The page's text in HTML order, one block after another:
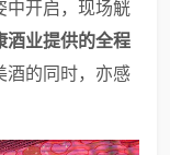
中开启，现场觥
酒业提供的全程
酒的同时，亦感